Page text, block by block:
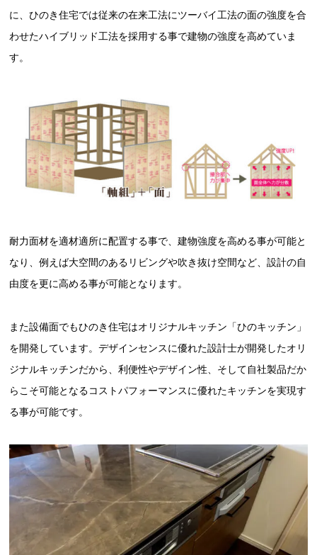
に、ひのき住宅では従来の在来工法にツーバイ工法の面の強度を合
わせたハイブリッド工法を採用する事で建物の強度を高めていま
す。
耐力面材を適材適所に配置する事で、建物強度を高める事が可能と
なり、例えば大空間のあるリビングや吹き抜け空間など、設計の自
由度を更に高める事が可能となります。
また設備面でもひのき住宅はオリジナルキッチン「ひのキッチン」
を開発しています。デザインセンスに優れた設計士が開発したオリ
ジナルキッチンだから、利便性やデザイン性、そして自社製品だか
らこそ可能となるコストパフォーマンスに優れたキッチンを実現す
る事が可能です。